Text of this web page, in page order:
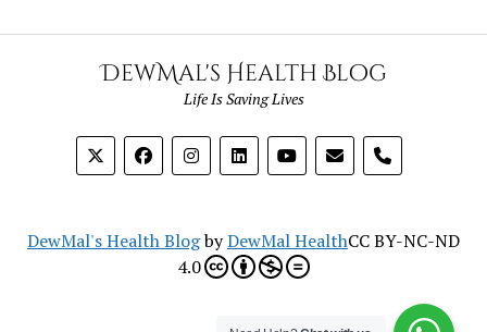
DewMal's Health Blog
Life Is Saving Lives
DewMal's Health BlogbyDewMal HealthCC BY-NC-ND
4.0